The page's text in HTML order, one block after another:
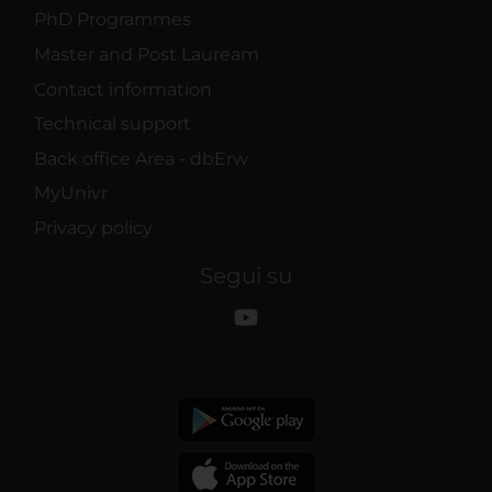
PhD Programmes
Master and Post Lauream
Contact information
Technical support
Back office Area - dbErw
MyUnivr
Privacy policy
Segui su